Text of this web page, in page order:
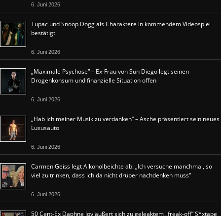
6. Juni 2026
Tupac und Snoop Dogg als Charaktere in kommendem Videospiel
bestätigt
6. Juni 2026
„Maximale Psychose“ – Ex-Frau von Sun Diego legt seinen
Drogenkonsum und finanzielle Situation offen
6. Juni 2026
„Hab ich meiner Musik zu verdanken“ – Asche präsentiert sein neues
Luxusauto
6. Juni 2026
Carmen Geiss legt Alkoholbeichte ab: „Ich versuche manchmal, so
viel zu trinken, dass ich da nicht drüber nachdenken muss“
6. Juni 2026
50 Cent-Ex Daphne Joy äußert sich zu geleaktem „freak-off“ S*xtape